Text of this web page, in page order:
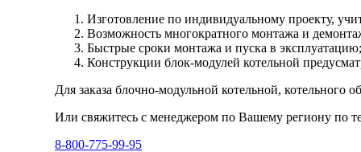
Изготовление по индивидуальному проекту,
Возможность многократного монтажа и
Быстрые сроки монтажа и пуска в эксплуатацию;
Конструкции блок-модулей котельной
Для заказа блочно-модульной котельной, котельного
Или свяжитесь с менеджером по Вашему региону по
8-800-775-99-95